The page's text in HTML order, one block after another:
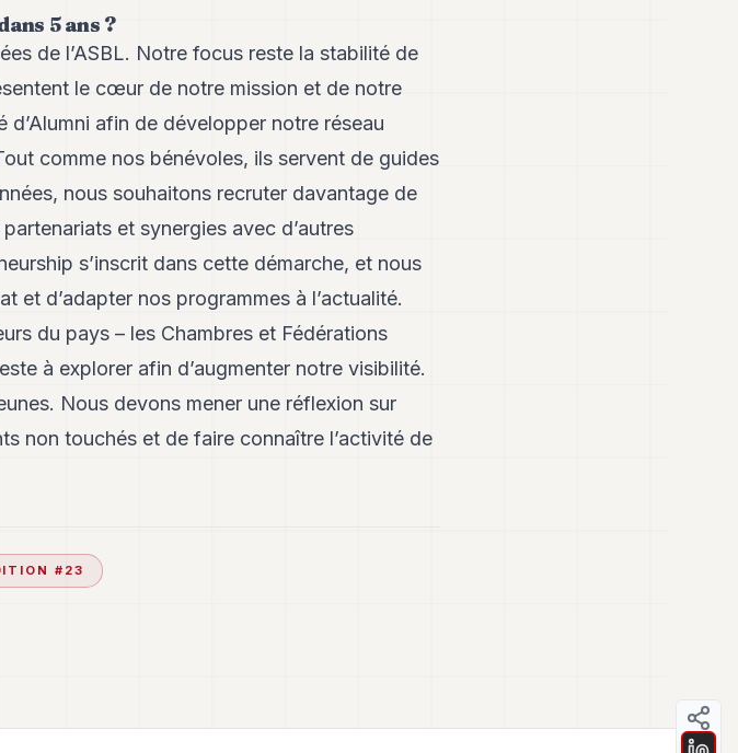
5 ans ?
de l’ASBL. Notre focus reste la stabilité de
le cœur de notre mission et de notre
afin de développer notre réseau
comme nos bénévoles, ils servent de guides
nous souhaitons recruter davantage de
et synergies avec d’autres
s’inscrit dans cette démarche, et nous
et d’adapter nos programmes à l’actualité.
du pays – les Chambres et Fédérations
à explorer afin d’augmenter notre visibilité.
Nous devons mener une réflexion sur
non touchés et de faire connaître l’activité de
# 23